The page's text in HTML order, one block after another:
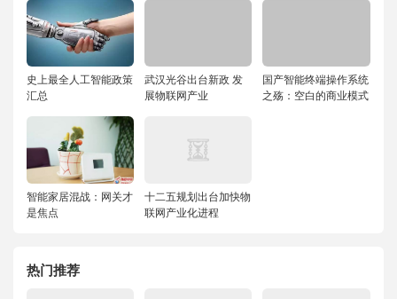
史上最全人工智能政策
汇总
武汉光谷出台新政 发
展物联网产业
国产智能终端操作系统
之殇：空白的商业模式
智能家居混战：网关才
是焦点
十二五规划出台加快物
联网产业化进程
热门推荐